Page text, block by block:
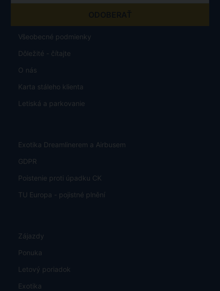
Všeobecné podmienky
Dôležité - čítajte
O nás
Karta stáleho klienta
Letiská a parkovanie
Exotika Dreamlinerem a Airbusem
GDPR
Poistenie proti úpadku CK
TU Europa - pojistné plnění
Zájazdy
Ponuka
Letový poriadok
Exotika